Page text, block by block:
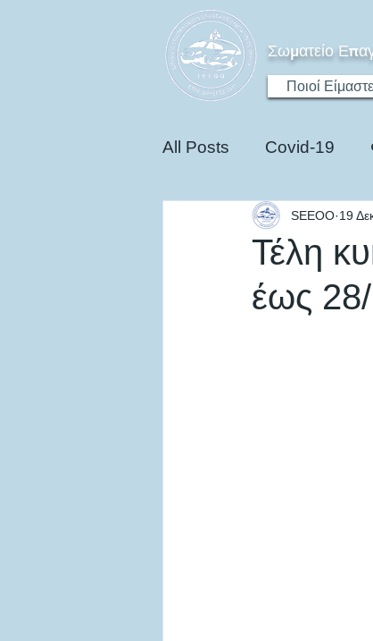
Σωματείο
Ποιοί Είμαστε
All Posts Covid-19
Ηλεκτροκίνηση
Τέλη
έως
SEEOO 19